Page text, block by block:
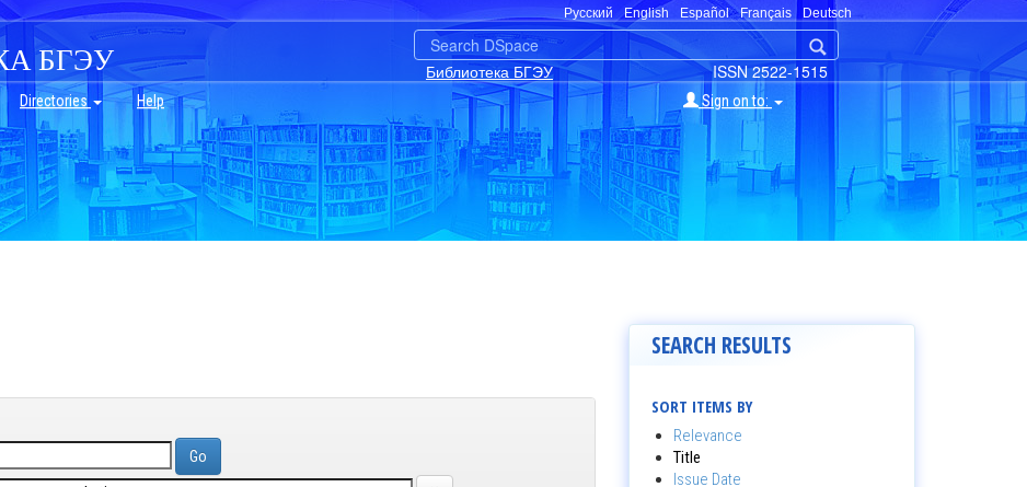
Русский English Español Français Deutsch
ISSN 2522-1515
Библиотека БГЭУ
БГЭУ
Directories Help Sign on to:
SEARCH RESULTS
SORT ITEMS BY
Relevance
Title
Issue Date